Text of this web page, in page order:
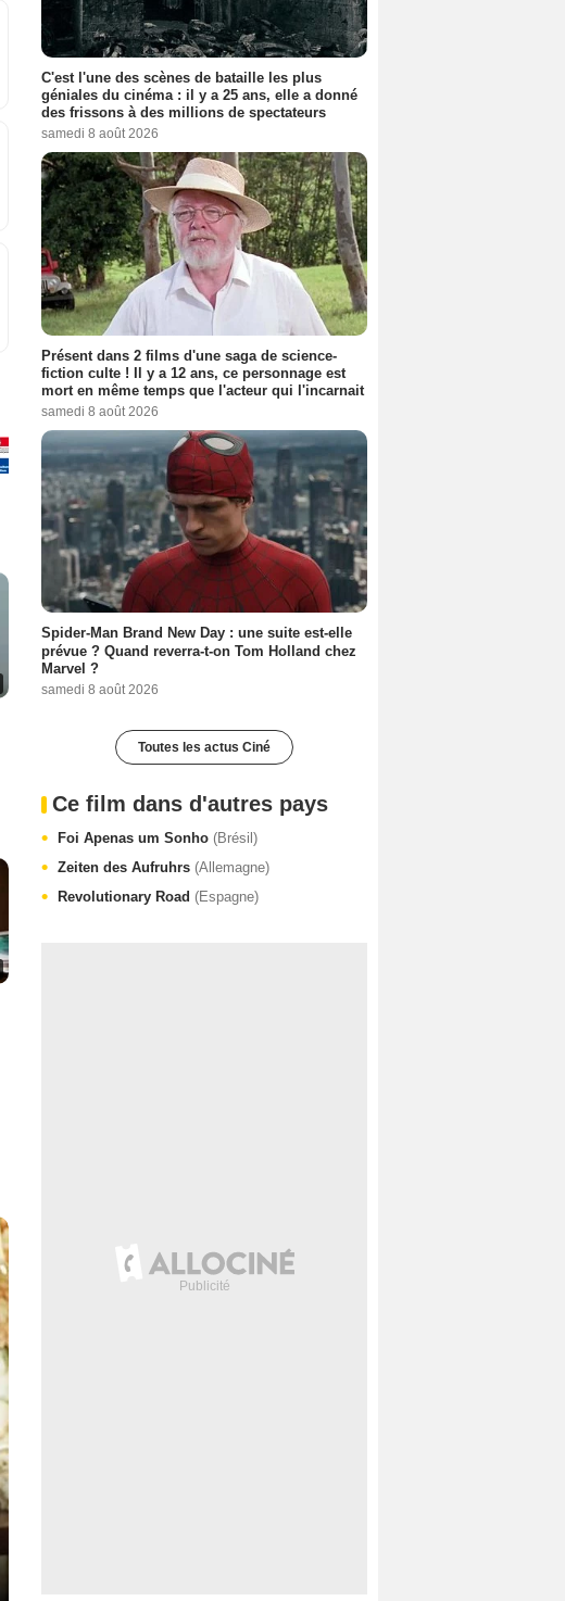
C'est l'une des scènes de bataille les plus
géniales du cinéma : il y a 25 ans, elle a donné
des frissons à des millions de spectateurs
samedi 8 août 2026
Présent dans 2 films d'une saga de science-
fiction culte ! Il y a 12 ans, ce personnage est
mort en même temps que l'acteur qui l'incarnait
samedi 8 août 2026
Spider-Man Brand New Day : une suite est-elle
prévue ? Quand reverra-t-on Tom Holland chez
Marvel ?
samedi 8 août 2026
Toutes les actus Ciné
Ce film dans d'autres pays
Foi Apenas um Sonho (Brésil)
Zeiten des Aufruhrs (Allemagne)
Revolutionary Road (Espagne)